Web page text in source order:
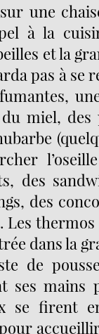
une
à la
et la
pas à se
miel,
des
des
Les
dans la
de
ses mains
se firent